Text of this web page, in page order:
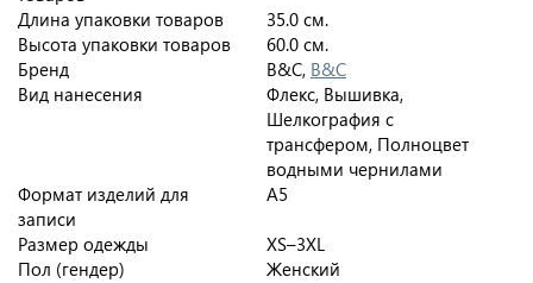
Длина упаковки товаров
35.0 см.
Высота упаковки товаров
60.0 см.
Бренд
B&C, B&C
Вид нанесения
Флекс, Вышивка,
Шелкография с
трансфером, Полноцвет
водными чернилами
Формат изделий для
записи
A5
Размер одежды
XS–3XL
Пол (гендер)
Женский